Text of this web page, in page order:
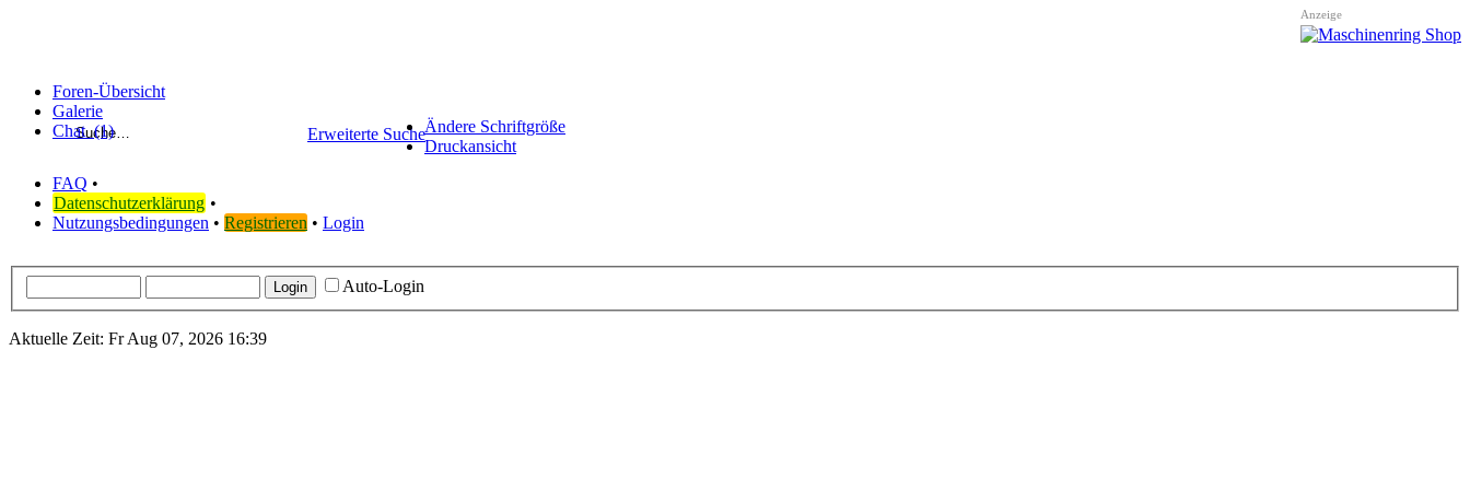
Foren-Übersicht
Galerie
Chat(1) Erweiterte SucheÄndere Schriftgröße
Druckansicht
FAQ •
Datenschutzerklärung •
Nutzungsbedingungen • Registrieren • Login
Auto-Login
Aktuelle Zeit: Fr Aug 07, 2026 16:39